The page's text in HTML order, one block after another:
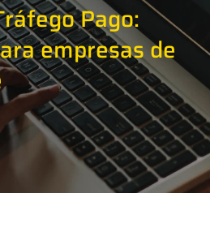
Pago:
empresas de